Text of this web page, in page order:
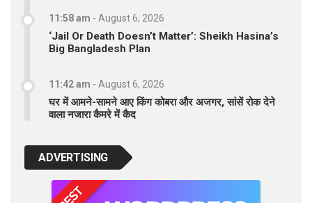
11:58 am - August 6, 2026
‘Jail Or Death Doesn’t Matter’: Sheikh Hasina’s
Big Bangladesh Plan
11:42 am - August 6, 2026
घर में आमने-सामने आए किंग कोबरा और अजगर, सांसें रोक देने
वाला नजारा कैमरे में कैद
ADVERTISING